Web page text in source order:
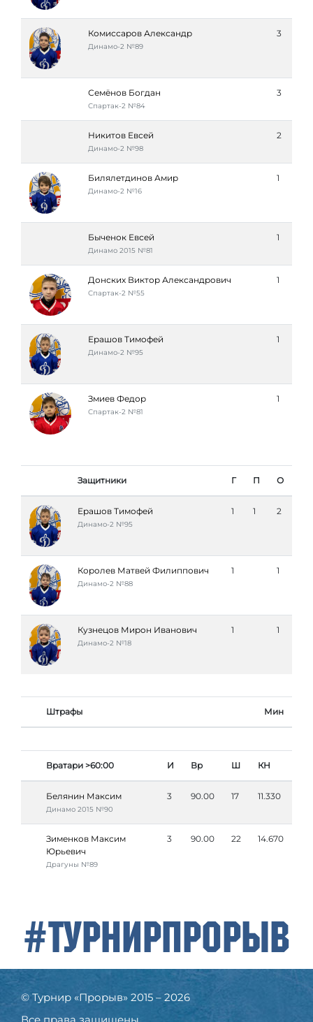
Комиссаров Александр
Динамо-2 №89
3
Семёнов Богдан
Спартак-2 №84
3
Никитов Евсей
Динамо-2 №98
2
Билялетдинов Амир
Динамо-2 №16
1
Быченок Евсей
Динамо 2015 №81
1
Донских Виктор Александрович
Спартак-2 №55
1
Ерашов Тимофей
Динамо-2 №95
1
Змиев Федор
Спартак-2 №81
1
Защитники Г П О
Ерашов Тимофей
Динамо-2 №95
1 1 2
Королев Матвей Филиппович
Динамо-2 №88
1 1
Кузнецов Мирон Иванович
Динамо-2 №18
1 1
Штрафы Мин
Вратари >60:00 И Вр Ш КН
Белянин Максим
Динамо 2015 №90
3 90.00 17 11.330
Зименков Максим
Юрьевич
Драгуны №89
3 90.00 22 14.670
#ТурнирПрорыв
© Турнир «Прорыв» 2015 – 2026